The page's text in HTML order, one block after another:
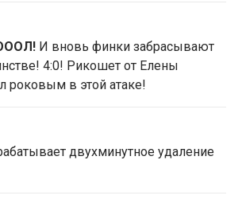
И вновь финки забрасывают
4:0! Рикошет от Елены
роковым в этой атаке!
двухминутное удаление